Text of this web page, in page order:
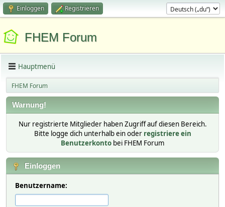
Einloggen Registrieren
FHEM Forum
Hauptmenü
FHEM Forum
Warnung!
Nur registrierte Mitglieder haben Zugriff auf diesen Bereich.
Bitte logge dich unterhalb ein oder registriere ein
Benutzerkonto bei FHEM Forum
Einloggen
Benutzername: